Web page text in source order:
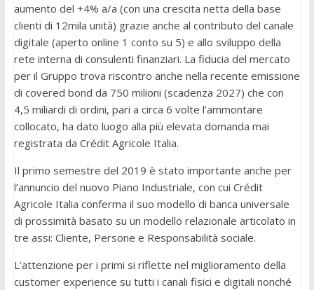
aumento del +4% a/a (con una crescita netta della base
clienti di 12mila unità) grazie anche al contributo del canale
digitale (aperto online 1 conto su 5) e allo sviluppo della
rete interna di consulenti finanziari. La fiducia del mercato
per il Gruppo trova riscontro anche nella recente emissione
di covered bond da 750 milioni (scadenza 2027) che con
4,5 miliardi di ordini, pari a circa 6 volte l’ammontare
collocato, ha dato luogo alla più elevata domanda mai
registrata da Crédit Agricole Italia.
Il primo semestre del 2019 è stato importante anche per
l’annuncio del nuovo Piano Industriale, con cui Crédit
Agricole Italia conferma il suo modello di banca universale
di prossimità basato su un modello relazionale articolato in
tre assi: Cliente, Persone e Responsabilità sociale.
L’attenzione per i primi si riflette nel miglioramento della
customer experience su tutti i canali fisici e digitali nonché